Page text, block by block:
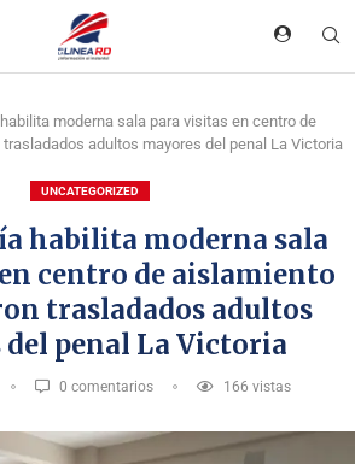
moderna sala para visitas en centro de
adultos mayores del penal La Victoria
UNCATEGORIZED
habilita moderna sala
centro de aislamiento
trasladados adultos
del penal La Victoria
0 comentarios 166 vistas